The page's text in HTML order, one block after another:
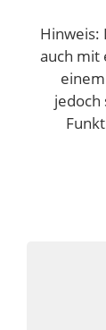
Hinweis:
auch mit
jedoch